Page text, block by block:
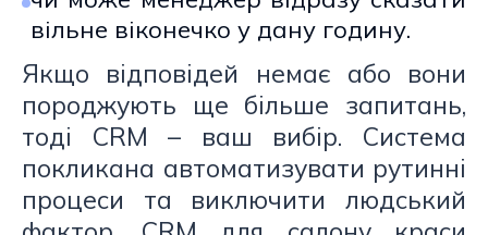
вільне віконечко у дану годину.
Якщо відповідей немає або вони
породжують ще більше запитань,
тоді CRM – ваш вибір. Система
покликана автоматизувати рутинні
процеси та виключити людський